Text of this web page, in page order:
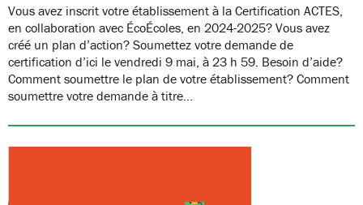
Vous avez inscrit votre établissement à la Certification ACTES,
en collaboration avec ÉcoÉcoles, en 2024-2025? Vous avez
créé un plan d’action? Soumettez votre demande de
certification d’ici le vendredi 9 mai, à 23 h 59. Besoin d’aide?
Comment soumettre le plan de votre établissement? Comment
soumettre votre demande à titre…